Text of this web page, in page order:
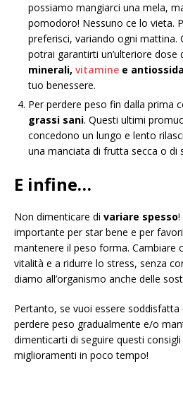
possiamo mangiarci una mela,
pomodoro! Nessuno ce lo vieta.
preferisci, variando ogni mattina.
potrai garantirti un’ulteriore dose
minerali, vitamine e
tuo benessere.
Per perdere peso fin dalla prima
grassi sani. Questi ultimi
concedono un lungo e lento
una manciata di frutta secca o di
E infine…
Non dimenticare di variare spesso!
importante per star bene e per
mantenere il peso forma. Cambiare
vitalità e a ridurre lo stress, senza
diamo all’organismo anche delle
Pertanto, se vuoi essere soddisfatta
perdere peso gradualmente e/o
dimenticarti di seguire questi
miglioramenti in poco tempo!